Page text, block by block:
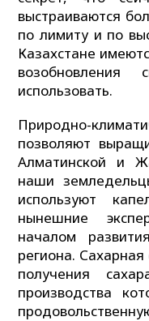
выстраиваются
по лимиту и по
Казахстане
возобновления
использовать.
Природно-
позволяют
Алматинской и
наши
используют
нынешние
началом
региона.
получения
производства